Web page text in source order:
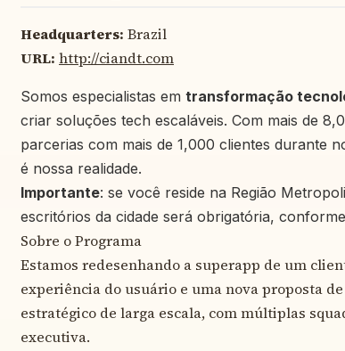
Headquarters: Brazil
URL: http://ciandt.com
Somos especialistas em transformação
criar soluções tech escaláveis. Com mais de
parcerias com mais de 1,000 clientes durante
é nossa realidade.
Importante: se você reside na Região
escritórios da cidade será obrigatória,
Sobre o Programa
Estamos redesenhando a superapp de um
experiência do usuário e uma nova proposta
estratégico de larga escala, com múltiplas
executiva.